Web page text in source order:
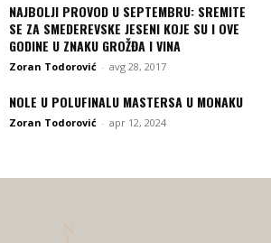
NAJBOLJI PROVOD U SEPTEMBRU: SREMITE
SE ZA SMEDEREVSKE JESENI KOJE SU I OVE
GODINE U ZNAKU GROŽĐA I VINA
Zoran Todorović - avg 28, 2017
NOLE U POLUFINALU MASTERSA U MONAKU
Zoran Todorović - apr 12, 2024